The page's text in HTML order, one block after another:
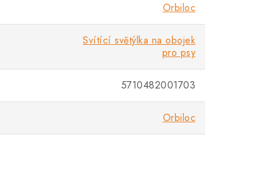
Orbiloc
Svítící světýlka na obojek
pro psy
5710482001703
Orbiloc